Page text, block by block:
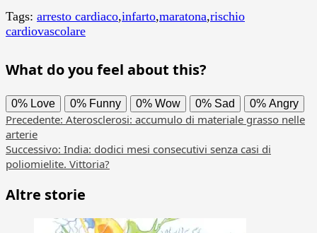
Tags: arresto cardiaco,infarto,maratona,rischio
cardiovascolare
What do you feel about this?
0% Love 0% Funny 0% Wow 0% Sad 0% Angry
Navigazione
articolo
Precedente: Aterosclerosi: accumulo di materiale grasso nelle
arterie
Successivo: India: dodici mesi consecutivi senza casi di
poliomielite. Vittoria?
Altre storie